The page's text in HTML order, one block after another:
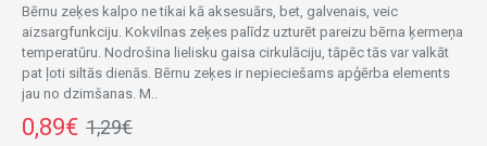
Bērnu zeķes kalpo ne tikai kā aksesuārs, bet, galvenais, veic
aizsargfunkciju. Kokvilnas zeķes palīdz uzturēt pareizu bērna ķermeņa
temperatūru. Nodrošina lielisku gaisa cirkulāciju, tāpēc tās var valkāt
pat ļoti siltās dienās. Bērnu zeķes ir nepieciešams apģērba elements
jau no dzimšanas. M..
0,89€ 1,29€